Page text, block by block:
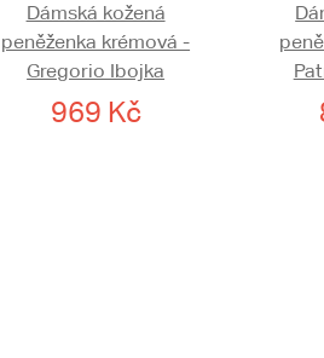
Dámská kožená
peněženka krémová -
Gregorio Ibojka
969 Kč